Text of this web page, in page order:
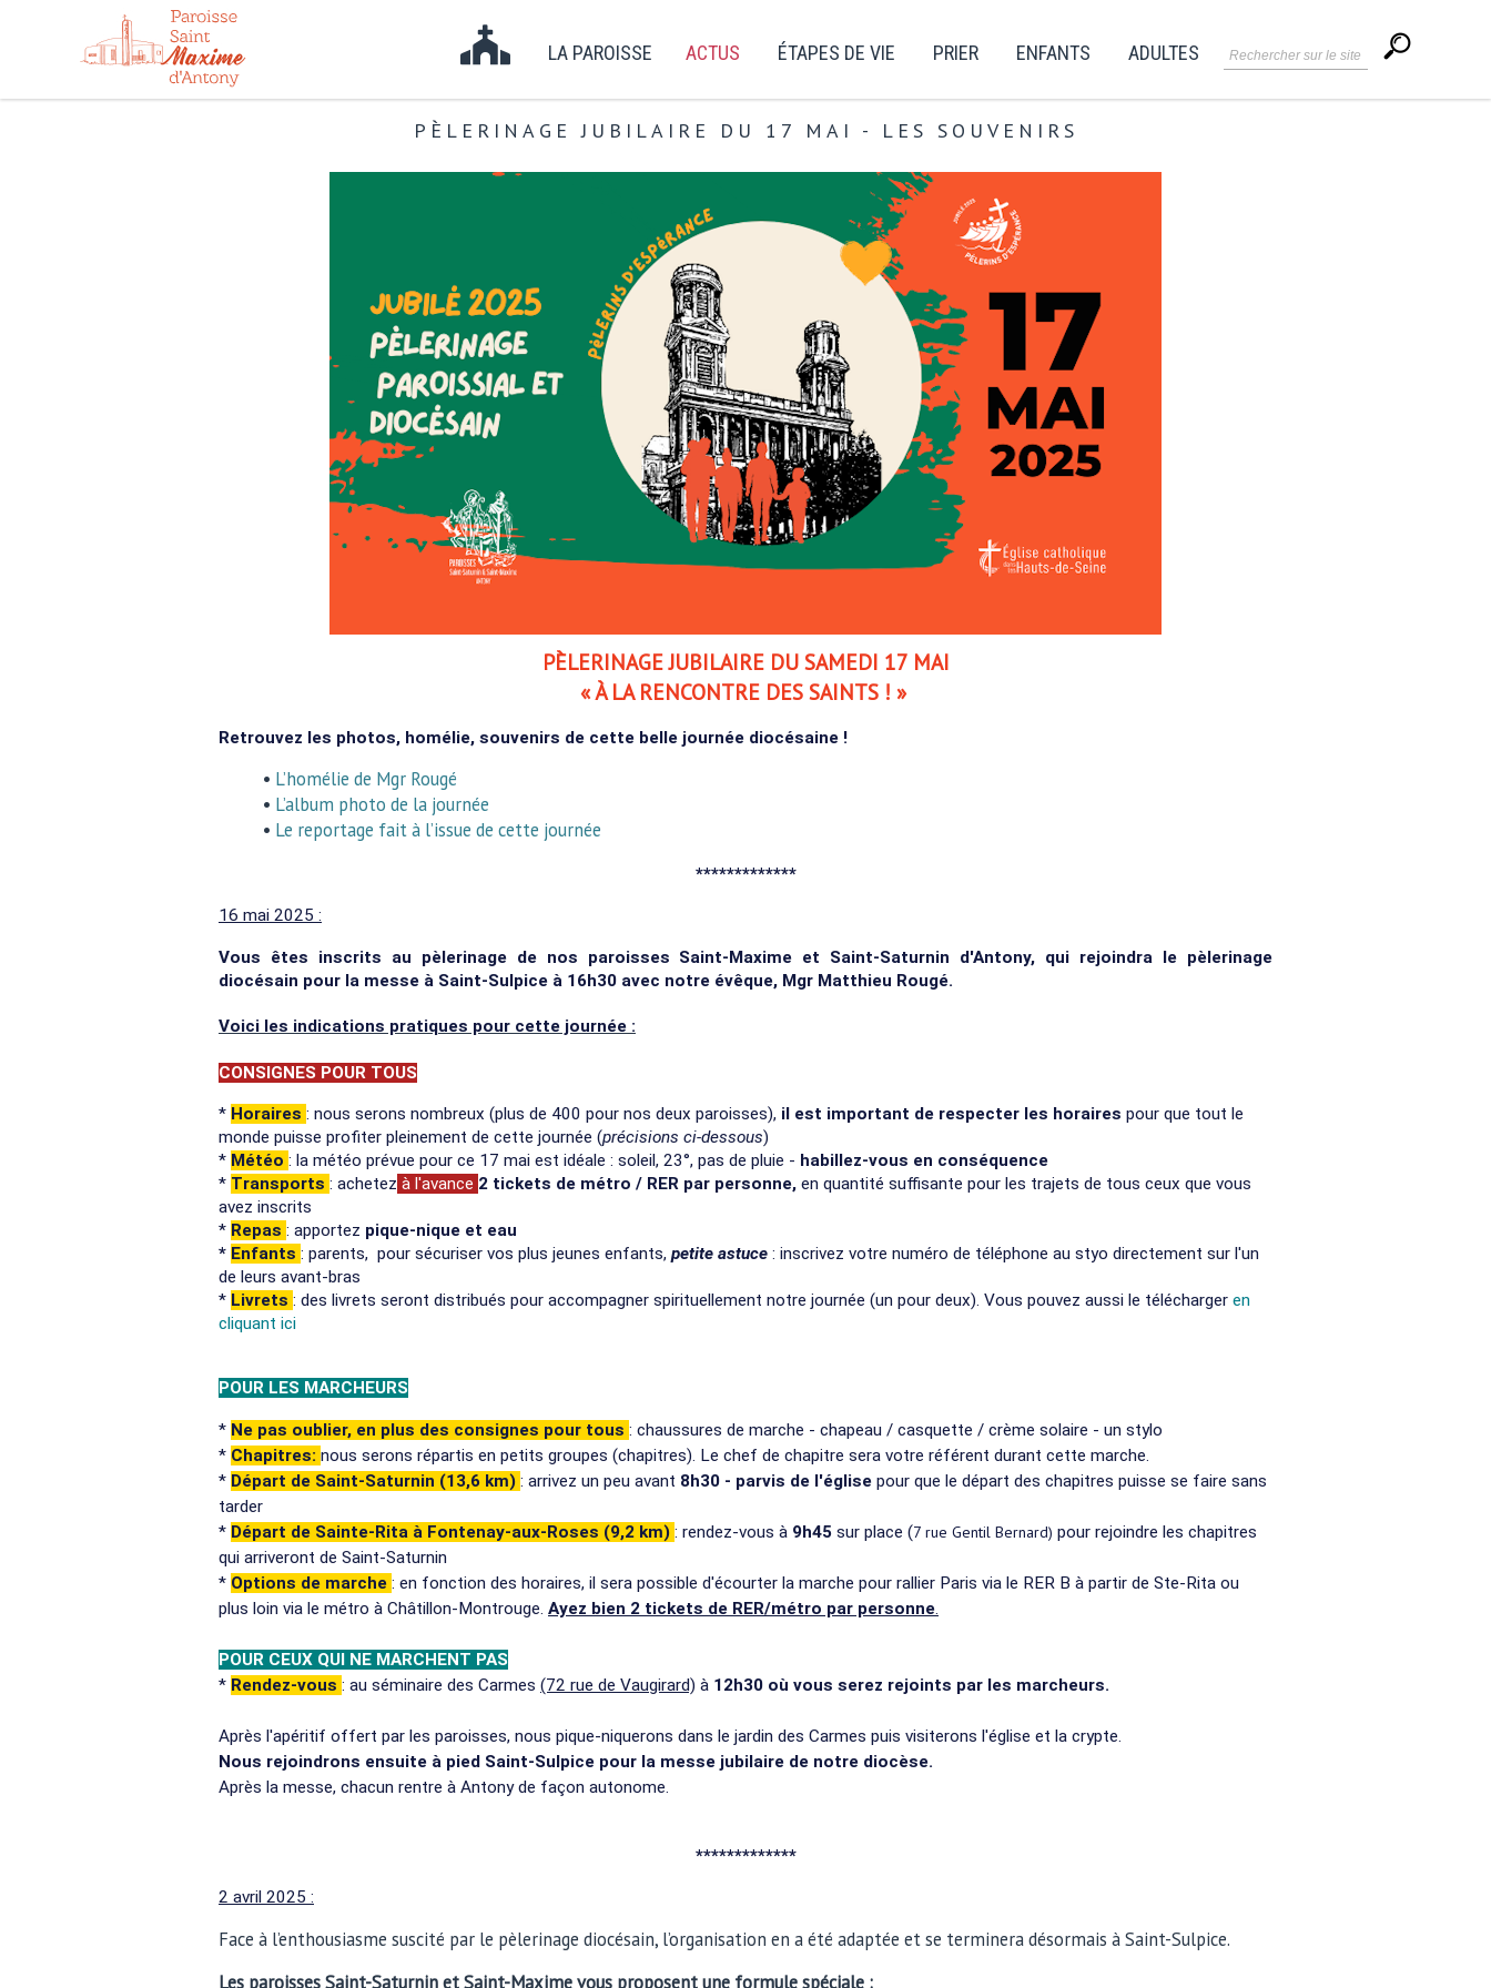
LA PAROISSE ACTUS ÉTAPES DE VIE PRIER ENFANTS ADULTES
PÈLERINAGE JUBILAIRE DU 17 MAI - LES SOUVENIRS
PÈLERINAGE JUBILAIRE DU SAMEDI 17 MAI
« À LA RENCONTRE DES SAINTS ! »
Retrouvez les photos, homélie, souvenirs de cette belle journée diocésaine !
• L’homélie de Mgr Rougé
• L’album photo de la journée
• Le reportage fait à l’issue de cette journée
*************
16 mai 2025 :
Vous êtes inscrits au pèlerinage de nos paroisses Saint-Maxime et Saint-Saturnin d'Antony, qui rejoindra le pèlerinage
diocésain pour la messe à Saint-Sulpice à 16h30 avec notre évêque, Mgr Matthieu Rougé.
Voici les indications pratiques pour cette journée :
CONSIGNES POUR TOUS
* Horaires : nous serons nombreux (plus de 400 pour nos deux paroisses), il est important de respecter les horaires pour que tout le
monde puisse profiter pleinement de cette journée (précisions ci-dessous)
* Météo : la météo prévue pour ce 17 mai est idéale : soleil, 23°, pas de pluie - habillez-vous en conséquence
* Transports : achetez à l'avance 2 tickets de métro / RER par personne, en quantité suffisante pour les trajets de tous ceux que vous
avez inscrits
* Repas : apportez pique-nique et eau
* Enfants : parents, pour sécuriser vos plus jeunes enfants, petite astuce : inscrivez votre numéro de téléphone au styo directement sur l'un
de leurs avant-bras
* Livrets : des livrets seront distribués pour accompagner spirituellement notre journée (un pour deux). Vous pouvez aussi le télécharger en
cliquant ici
POUR LES MARCHEURS
* Ne pas oublier, en plus des consignes pour tous : chaussures de marche - chapeau / casquette / crème solaire - un stylo
* Chapitres: nous serons répartis en petits groupes (chapitres). Le chef de chapitre sera votre référent durant cette marche.
* Départ de Saint-Saturnin (13,6 km) : arrivez un peu avant 8h30 - parvis de l'église pour que le départ des chapitres puisse se faire sans
tarder
* Départ de Sainte-Rita à Fontenay-aux-Roses (9,2 km) : rendez-vous à 9h45 sur place (7 rue Gentil Bernard) pour rejoindre les chapitres
qui arriveront de Saint-Saturnin
* Options de marche : en fonction des horaires, il sera possible d'écourter la marche pour rallier Paris via le RER B à partir de Ste-Rita ou
plus loin via le métro à Châtillon-Montrouge. Ayez bien 2 tickets de RER/métro par personne.
POUR CEUX QUI NE MARCHENT PAS
* Rendez-vous : au séminaire des Carmes (72 rue de Vaugirard) à 12h30 où vous serez rejoints par les marcheurs.
Après l'apéritif offert par les paroisses, nous pique-niquerons dans le jardin des Carmes puis visiterons l'église et la crypte.
Nous rejoindrons ensuite à pied Saint-Sulpice pour la messe jubilaire de notre diocèse.
Après la messe, chacun rentre à Antony de façon autonome.
*************
2 avril 2025 :
Face à l’enthousiasme suscité par le pèlerinage diocésain, l’organisation en a été adaptée et se terminera désormais à Saint-Sulpice.
Les paroisses Saint-Saturnin et Saint-Maxime vous proposent une formule spéciale :